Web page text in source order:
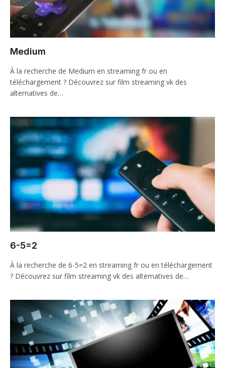
Medium
À la recherche de Medium en streaming fr ou en
téléchargement ? Découvrez sur film streaming vk des
alternatives de…
6-5=2
À la recherche de 6-5=2 en streaming fr ou en téléchargement
? Découvrez sur film streaming vk des alternatives de…